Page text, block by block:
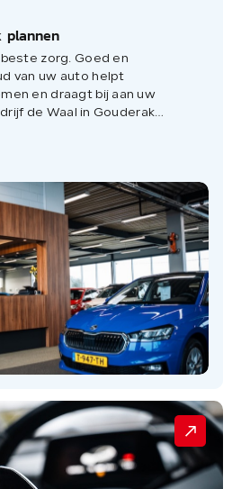
plannen
zorg. Goed en
van uw auto helpt
en draagt bij aan uw
de Waal in Gouderak